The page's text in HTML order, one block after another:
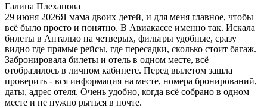
Галина Плеханова
29 июня 2026Я мама двоих детей, и для меня главное, чтобы
всё было просто и понятно. В Авиакассе именно так. Искала
билеты в Анталью на четверых, фильтры удобные, сразу
видно где прямые рейсы, где пересадки, сколько стоит багаж.
Забронировала билеты и отель в одном месте, всё
отобразилось в личном кабинете. Перед вылетом зашла
проверить - вся информация на месте, номера бронирований,
даты, адрес отеля. Очень удобно, когда всё собрано в одном
месте и не нужно рыться в почте.